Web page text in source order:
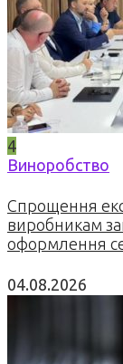
4
Виноробство
Спрощення
виробникам
оформлення
04.08.2026